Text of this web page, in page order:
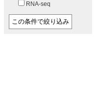
RNA-seq